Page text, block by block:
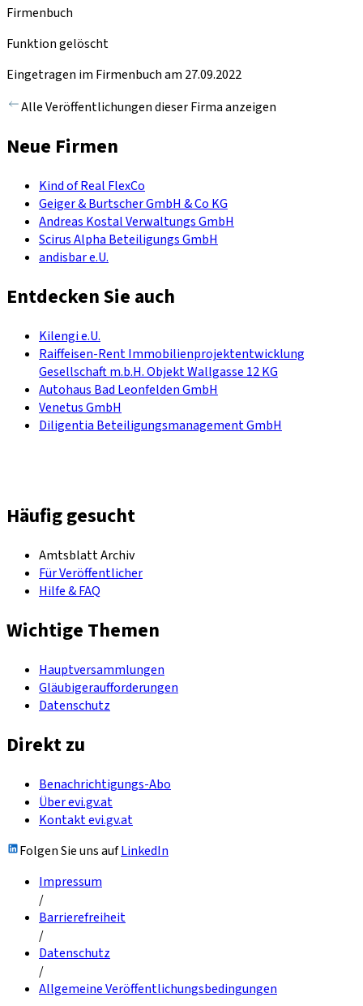
Firmenbuch
Funktion gelöscht
Eingetragen im Firmenbuch am 27.09.2022
Alle Veröffentlichungen dieser Firma anzeigen
Neue Firmen
Kind of Real FlexCo
Geiger & Burtscher GmbH & Co KG
Andreas Kostal Verwaltungs GmbH
Scirus Alpha Beteiligungs GmbH
andisbar e.U.
Entdecken Sie auch
Kilengi e.U.
Raiffeisen-Rent Immobilienprojektentwicklung
Gesellschaft m.b.H. Objekt Wallgasse 12 KG
Autohaus Bad Leonfelden GmbH
Venetus GmbH
Diligentia Beteiligungsmanagement GmbH
Häufig gesucht
Amtsblatt Archiv
Für Veröffentlicher
Hilfe & FAQ
Wichtige Themen
Hauptversammlungen
Gläubigeraufforderungen
Datenschutz
Direkt zu
Benachrichtigungs-Abo
Über evi.gv.at
Kontakt evi.gv.at
Folgen Sie uns aufLinkedIn
Impressum
/
Barrierefreiheit
/
Datenschutz
/
Allgemeine Veröffentlichungsbedingungen